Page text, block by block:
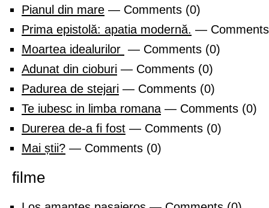
Pianul din mare — Comments (0)
Prima epistolă: apatia modernă. —
Moartea idealurilor — Comments (0)
Adunat din cioburi — Comments (0)
Padurea de stejari — Comments (0)
Te iubesc in limba romana — Comments (0)
Durerea de-a fi fost — Comments (0)
Mai știi? — Comments (0)
filme